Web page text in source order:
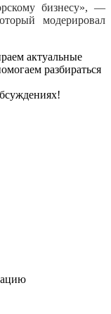
бизнесу», —
модерировал
актуальные
разбираться